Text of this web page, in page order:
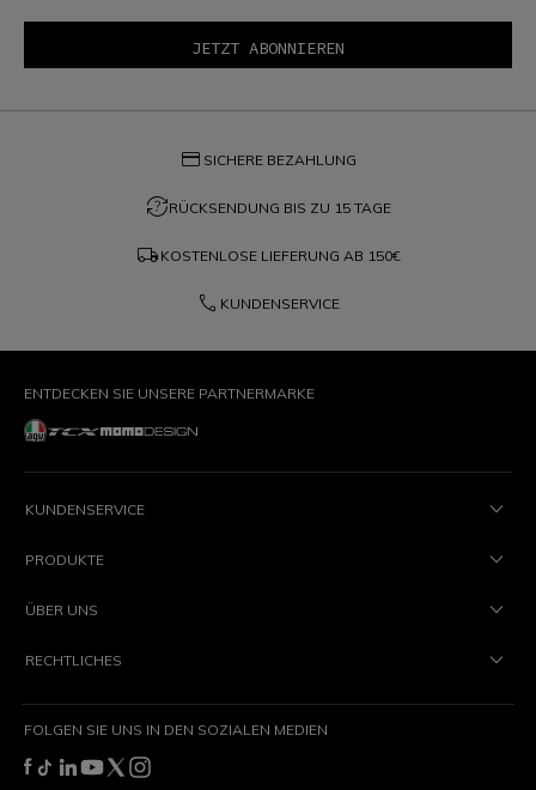
credit_card SICHERE BEZAHLUNG
question_exchangeRÜCKSENDUNG BIS ZU 15 TAGE
local_shipping KOSTENLOSE LIEFERUNG AB 150€
phone KUNDENSERVICE
ENTDECKEN SIE UNSERE PARTNERMARKE
KUNDENSERVICE
PRODUKTE
ÜBER UNS
RECHTLICHES
FOLGEN SIE UNS IN DEN SOZIALEN MEDIEN